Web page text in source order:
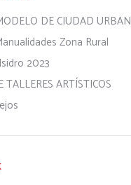
DE CIUDAD
Zona Rural
2023
TALLERES ARTÍSTICOS